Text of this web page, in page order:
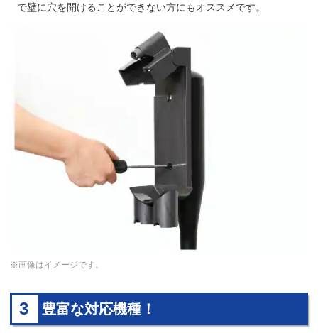
で壁に穴を開けることができない方にもオススメです。
※画像はイメージです。
3 豊富な対応機種！